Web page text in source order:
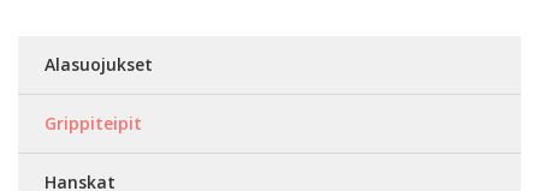
Alasuojukset
Grippiteipit
Hanskat